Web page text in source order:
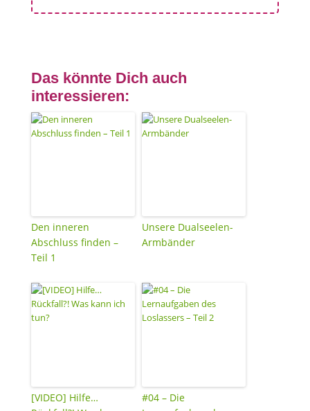
Das könnte Dich auch
interessieren:
Den inneren
Abschluss finden –
Teil 1
Unsere Dualseelen-
Armbänder
[VIDEO] Hilfe…
#04 – Die